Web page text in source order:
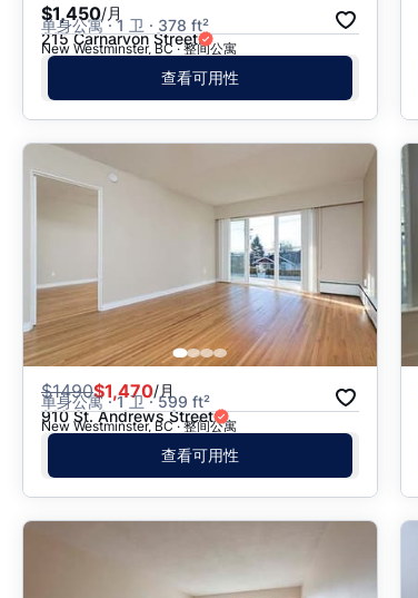
$1,450/月
单身公寓 · 1 卫 · 378 ft²
215 Carnarvon Street
New Westminster, BC · 整间公寓
查看可用性
$1490$1,470/月
单身公寓 · 1 卫 · 599 ft²
910 St. Andrews Street
New Westminster, BC · 整间公寓
查看可用性